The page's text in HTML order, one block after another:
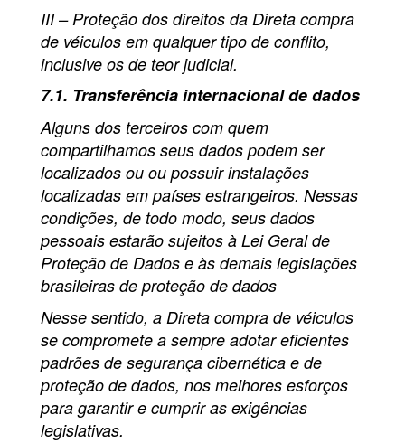
III – Proteção dos direitos da Direta compra
de véiculos em qualquer tipo de conflito,
inclusive os de teor judicial.
7.1. Transferência internacional de dados
Alguns dos terceiros com quem
compartilhamos seus dados podem ser
localizados ou ou possuir instalações
localizadas em países estrangeiros. Nessas
condições, de todo modo, seus dados
pessoais estarão sujeitos à Lei Geral de
Proteção de Dados e às demais legislações
brasileiras de proteção de dados
Nesse sentido, a Direta compra de véiculos
se compromete a sempre adotar eficientes
padrões de segurança cibernética e de
proteção de dados, nos melhores esforços
para garantir e cumprir as exigências
legislativas.